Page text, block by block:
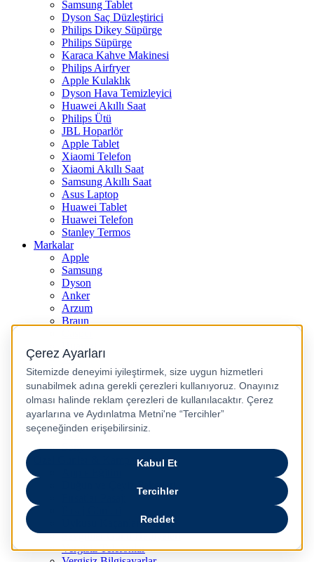
Samsung Tablet
Dyson Saç Düzleştirici
Philips Dikey Süpürge
Philips Süpürge
Karaca Kahve Makinesi
Philips Airfryer
Apple Kulaklık
Dyson Hava Temizleyici
Huawei Akıllı Saat
Philips Ütü
JBL Hoparlör
Apple Tablet
Xiaomi Telefon
Xiaomi Akıllı Saat
Samsung Akıllı Saat
Asus Laptop
Huawei Tablet
Huawei Telefon
Stanley Termos
Markalar
Apple
Samsung
Dyson
Anker
Arzum
Braun
Huawei
JBL
Lenovo
Omix
Philips
Realme
Xiaomi
TCL
Sony
Özel Günler & Kampanyalar
Düğün ve Çeyiz Paketleri
Uykusu Kaçanlar Kulübü
Sevgililer Günü Hediyeleri
Vergisiz Telefonlar